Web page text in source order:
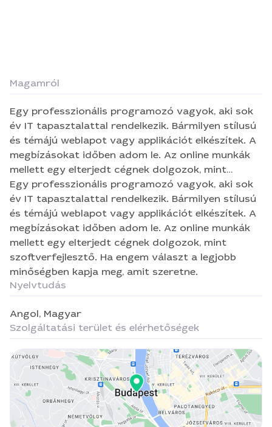
Magamról
Egy professzionális programozó vagyok, aki sok
év IT tapasztalattal rendelkezik. Bármilyen stílusú
és témájú weblapot vagy applikációt elkészítek. A
megbízásokat időben adom le. Az online munkák
mellett egy elterjedt cégnek dolgozok, mint
szoftverfejlesztő. Ha engem választ a legjobb
minőségben kapja meg, amit szeretne.
Egy professzionális programozó vagyok, aki sok
év IT tapasztalattal rendelkezik. Bármilyen stílusú
és témájú weblapot vagy applikációt elkészítek. A
megbízásokat időben adom le. Az online munkák
mellett egy elterjedt cégnek dolgozok, mint
szoftverfejlesztő. Ha engem választ a legjobb
minőségben kapja meg, amit szeretne.
Nyelvtudás
Angol, Magyar
Szolgáltatási terület és elérhetőségek